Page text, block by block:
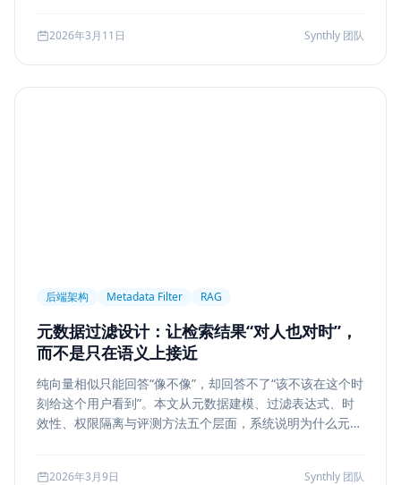
retrieval 等现代变体，并总结其中真正持续成立的工程原
则。
2026年3月11日 Synthly 团队
后端架构 Metadata Filter RAG
元数据过滤设计：让检索结果“对人也对时”，
而不是只在语义上接近
纯向量相似只能回答“像不像”，却回答不了“该不该在这个时
刻给这个用户看到”。本文从元数据建模、过滤表达式、时
效性、权限隔离与评测方法五个层面，系统说明为什么元数
2026年3月9日 Synthly 团队